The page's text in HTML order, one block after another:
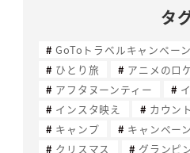
タ
GoToトラベルキャンペーン
ひとり旅
アニメのロ
アフタヌーンティー
インスタ映え
カウン
キャンプ
キャンペーン
クリスマス
グランピ